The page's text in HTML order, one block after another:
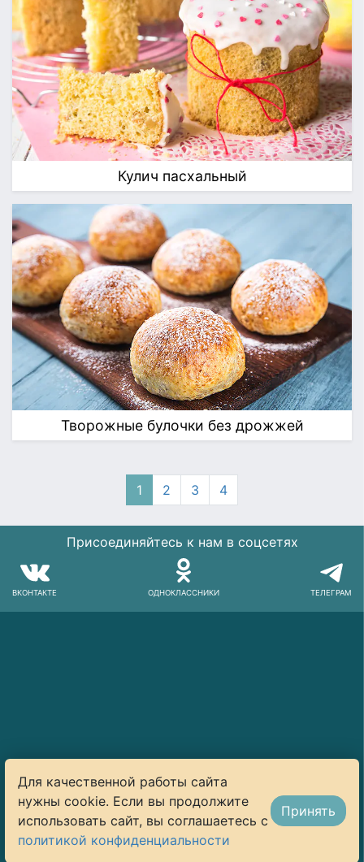
Кулич пасхальный
Творожные булочки без дрожжей
1 2 3 4
Присоединяйтесь к нам в соцсетях
ВКОНТАКТЕ ОДНОКЛАССНИКИ ТЕЛЕГРАМ
© 2014–2026 Art-Lunch.ru. Все права защищены
Для качественной работы сайта
нужны cookie. Если вы продолжите
использовать сайт, вы соглашаетесь с
политикой конфиденциальности
Принять